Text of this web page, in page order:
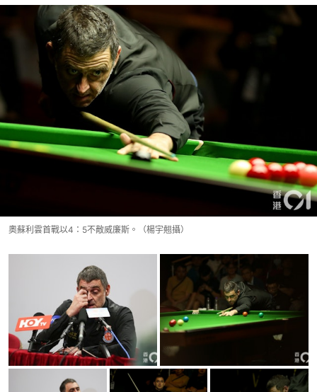
奧蘇利雲首戰以4：5不敵威廉斯。（楊宇翹攝）